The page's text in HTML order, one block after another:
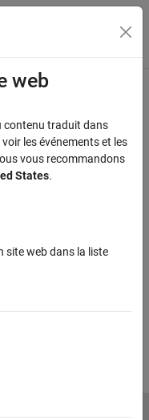
du menu
web
contenu traduit dans
les événements et les
vous recommandons
States.
site web dans la liste